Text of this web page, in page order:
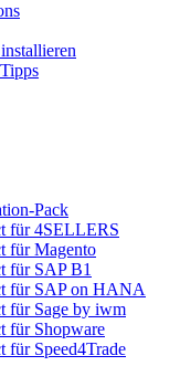
Pack
für 4SELLERS
für Magento
für SAP B1
für SAP on HANA
für Sage by iwm
für Shopware
Speed4Trade